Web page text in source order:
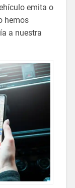
emita o
hemos
a nuestra